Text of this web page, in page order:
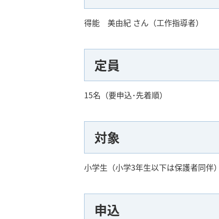
得能 美由紀 さん（工作指導者）
定員
15名（要申込･先着順）
対象
小学生（小学3年生以下は保護者同伴
申込